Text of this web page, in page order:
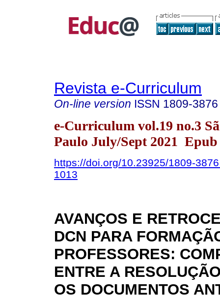
Revista e-Curriculum
On-line version ISSN 1809-3876
e-Curriculum vol.19 no.3
Paulo July/Sept 2021 Epub
https://doi.org/10.23925/1809-
1013
AVANÇOS E
DCN PARA
PROFESSORES:
ENTRE A
OS DOCUMENTOS